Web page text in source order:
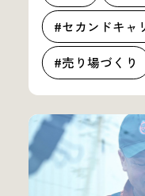
#セカンドキャ
#売り場づくり